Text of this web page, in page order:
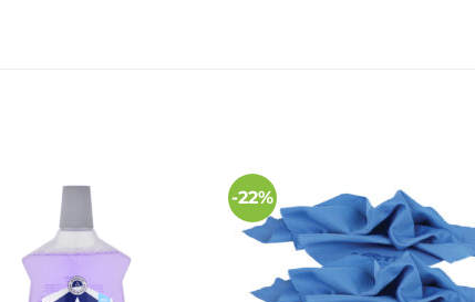
-22%